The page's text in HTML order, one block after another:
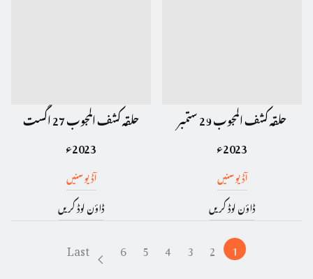
حلقہ کشف المجوب 29 ستمبر
2023ء
آڈیو سنیں
ڈاؤن لوڈ کریں
حلقہ کشف المجوب 27 اگست
2023ء
آڈیو سنیں
ڈاؤن لوڈ کریں
1
2
3
4
5
6
Last